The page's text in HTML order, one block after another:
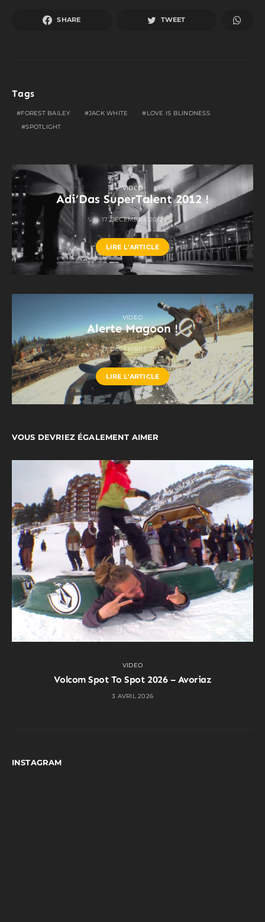
SHARE TWEET
Tags
FOREST BAILEY JACK WHITE
LOVE IS BLINDNESS
SPOTLIGHT
VIDEO
Adi’Das SuperTalent 2012 !
17 DÉCEMBRE 2012
LIRE L'ARTICLE
VIDEO
Alerte Magoon !
17 DÉCEMBRE 2012
LIRE L'ARTICLE
VOUS DEVRIEZ ÉGALEMENT AIMER
VIDEO
Volcom Spot To Spot 2026 – Avoriaz
3 AVRIL 2026
INSTAGRAM